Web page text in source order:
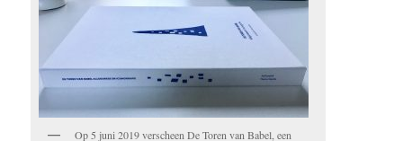
Op 5 juni 2019 verscheen De Toren van Babel, een